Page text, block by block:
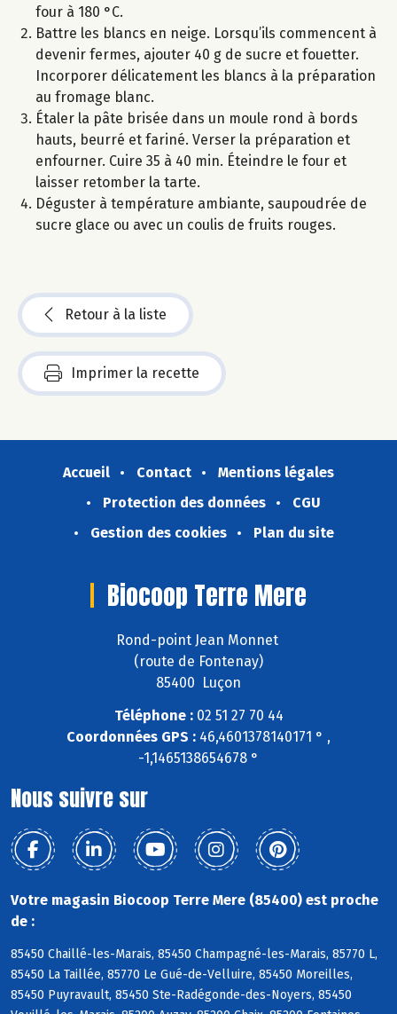
four à 180 °C.
Battre les blancs en neige. Lorsqu’ils commencent à
devenir fermes, ajouter 40 g de sucre et fouetter.
Incorporer délicatement les blancs à la préparation
au fromage blanc.
Étaler la pâte brisée dans un moule rond à bords
hauts, beurré et fariné. Verser la préparation et
enfourner. Cuire 35 à 40 min. Éteindre le four et
laisser retomber la tarte.
Déguster à température ambiante, saupoudrée de
sucre glace ou avec un coulis de fruits rouges.
Retour à la liste
Imprimer la recette
Accueil Contact
Mentions légales
Protection des données
CGU
Gestion des cookies
Plan du site
Biocoop Terre Mere
Rond-point Jean Monnet
(route de Fontenay)
85400 Luçon
Téléphone :02 51 27 70 44
Coordonnées GPS : 46,4601378140171 ° ,
-1,1465138654678 °
Nous suivre sur
Votre magasin Biocoop Terre Mere (85400) est proche
de :
85450 Chaillé-les-Marais, 85450 Champagné-les-Marais, 85770 L,
85450 La Taillée, 85770 Le Gué-de-Velluire, 85450 Moreilles,
85450 Puyravault, 85450 Ste-Radégonde-des-Noyers, 85450